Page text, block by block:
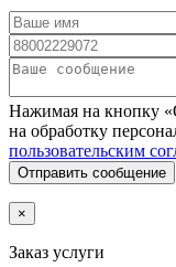
Нажимая на кнопку
на обработку
пользовательским
Отправить сообщение
×
Заказ услуги